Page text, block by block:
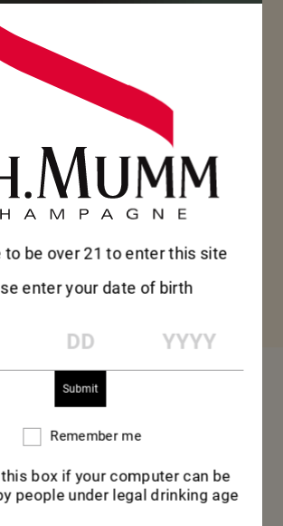
ュヴェの魅力に
が心惹かれるこ
ょう。マム グラ
ルドンには、ピ
ワールの喜び、
、優雅さがすべ
のペア
ング
to be over 21 to enter this site
enter your date of birth
Remember
Remember me
box if your computer can be
people under legal drinking age